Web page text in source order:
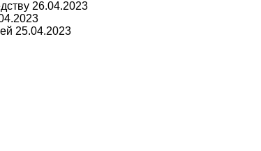
26.04.2023
25.04.2023